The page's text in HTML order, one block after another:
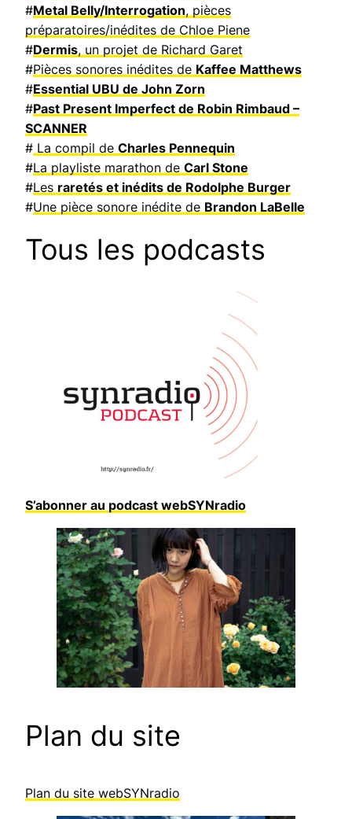
#Metal Belly/Interrogation, pièces
préparatoires/inédites de Chloe Piene
#Dermis, un projet de Richard Garet
#Pièces sonores inédites de Kaffee Matthews
#Essential UBU de John Zorn
#Past Present Imperfect de Robin Rimbaud –
SCANNER
# La compil de Charles Pennequin
#La playliste marathon de Carl Stone
#Les raretés et inédits de Rodolphe Burger
#Une pièce sonore inédite de Brandon LaBelle
Tous les podcasts
S’abonner au podcast webSYNradio
Plan du site
Plan du site webSYNradio